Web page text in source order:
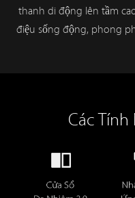
thanh di động lên tầm
điệu sống động, phong
Các Tính